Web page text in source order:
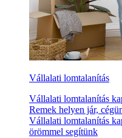
Vállalati lomtalanítás
Vállalati lomtalanítás
Remek helyen jár,
Vállalati lomtalanítás
örömmel segítünk